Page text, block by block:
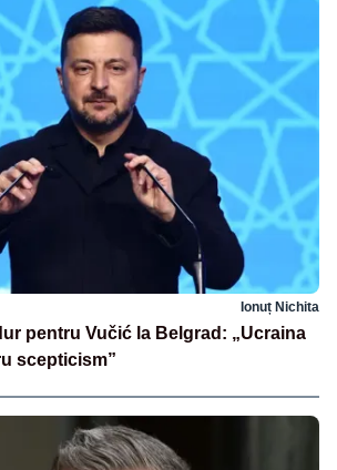
Ionuț Nichita
pentru Vučić la Belgrad: „Ucraina
scepticism”